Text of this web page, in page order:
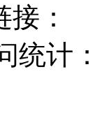
接：
统计：